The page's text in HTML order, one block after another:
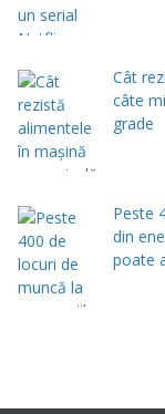
Cât
câte
grade
Peste
din
poate